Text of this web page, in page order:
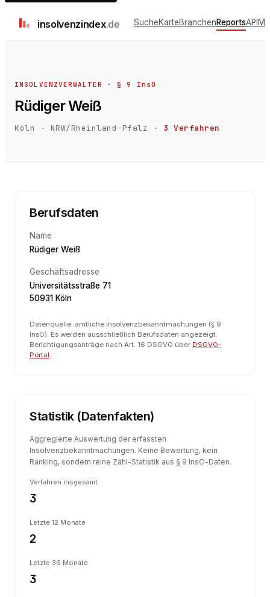
insolvenzindex.de SucheKarteBranchenReportsAPI
INSOLVENZVERWALTER · § 9 InsO
Rüdiger Weiß
Köln · NRW/Rheinland-Pfalz · 3 Verfahren
Berufsdaten
Name
Rüdiger Weiß
Geschäftsadresse
Universitätsstraße 71
50931 Köln
Datenquelle: amtliche Insolvenzbekanntmachungen (§ 9
InsO). Es werden ausschließlich Berufsdaten angezeigt.
Berichtigungsanträge nach Art. 16 DSGVO über DSGVO-
Portal.
Statistik (Datenfakten)
Aggregierte Auswertung der erfassten
Insolvenzbekanntmachungen. Keine Bewertung, kein
Ranking, sondern reine Zähl-Statistik aus § 9 InsO-Daten.
Verfahren insgesamt
3
Letzte 12 Monate
2
Letzte 36 Monate
3